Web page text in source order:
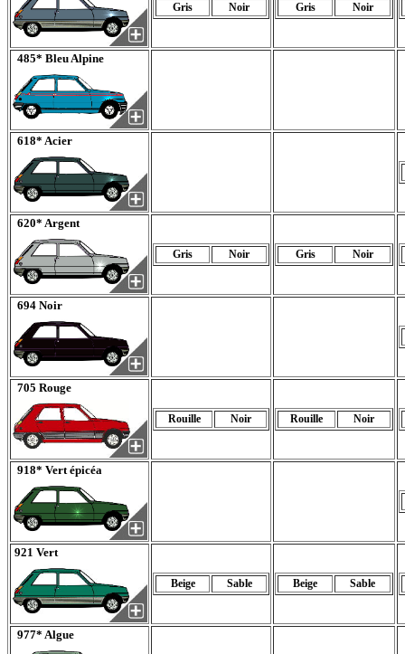
Gris Noir Gris Noir
485* Bleu Alpine
618* Acier
620* Argent
Gris Noir Gris Noir
694 Noir
705 Rouge
Rouille Noir Rouille Noir
918* Vert épicéa
921 Vert
Beige Sable Beige Sable
977* Algue